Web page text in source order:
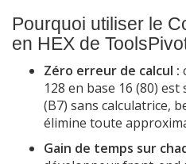
Pourquoi utiliser le
en HEX de
Zéro erreur de calcul :
128 en base 16 (80)
(B7) sans calculatrice,
élimine toute
Gain de temps sur